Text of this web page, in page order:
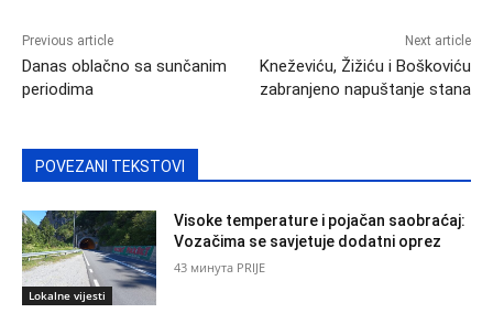
Previous article
Danas oblačno sa sunčanim
periodima
Next article
Kneževiću, Žižiću i Boškoviću
zabranjeno napuštanje stana
POVEZANI TEKSTOVI
Lokalne vijesti
Visoke temperature i pojačan saobraćaj:
Vozačima se savjetuje dodatni oprez
43 минута PRIJE